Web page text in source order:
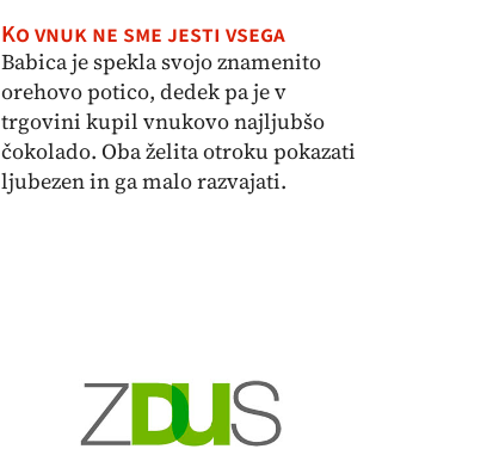
Ko vnuk ne sme jesti vsega
Babica je spekla svojo znamenito
orehovo potico, dedek pa je v
trgovini kupil vnukovo najljubšo
čokolado. Oba želita otroku pokazati
ljubezen in ga malo razvajati.